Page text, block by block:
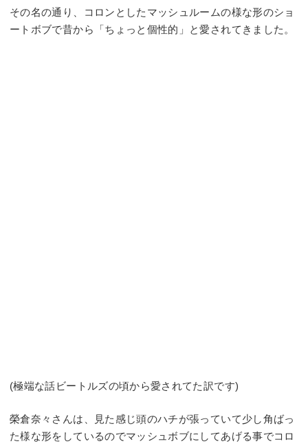
その名の通り、コロンとしたマッシュルームの様な形のショ
ートボブで昔から「ちょっと個性的」と愛されてきました。
(極端な話ビートルズの頃から愛されてた訳です)
榮倉奈々さんは、見た感じ頭のハチが張っていて少し角ばっ
た様な形をしているのでマッシュボブにしてあげる事でコロ